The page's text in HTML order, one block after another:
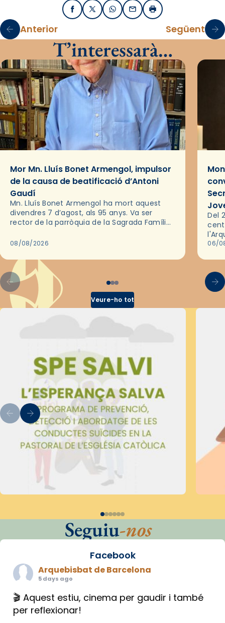
FacebookX / TwitterWhatsApp
EmailImprimir
Anterior Següent
T’interessarà…
Mor Mn. Lluís Bonet Armengol, impulsor
de la causa de beatificació d’Antoni
Gaudí
Mn. Lluís Bonet Armengol ha mort aquest
divendres 7 d’agost, als 95 anys. Va ser
rector de la parròquia de la Sagrada Família
2018,…
08/08/2026
Del
les
06/
Veure-ho tot
Seguiu-nos
Facebook
Arquebisbat de Barcelona
5 days ago
🎬 Aquest estiu, cinema per gaudir i també
per reflexionar!